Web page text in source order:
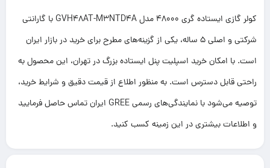
کولر گازی ایستاده گری 48000 مدل GVH48AT-M3NTD4A با گارانتی
شرکتی و اصلی 5 ساله، یکی از گزینه‌های مطرح برای خرید در بازار ایران
است. با امکان خرید اسپلیت پنل ایستاده بزرگ در تهران، این محصول به
راحتی قابل دسترس است. به منظور اطلاع از قیمت دقیق و شرایط خرید،
توصیه می‌شود با نمایندگی‌های رسمی GREE ایران تماس حاصل فرمایید
و اطلاعات بیشتری در این زمینه کسب کنید.